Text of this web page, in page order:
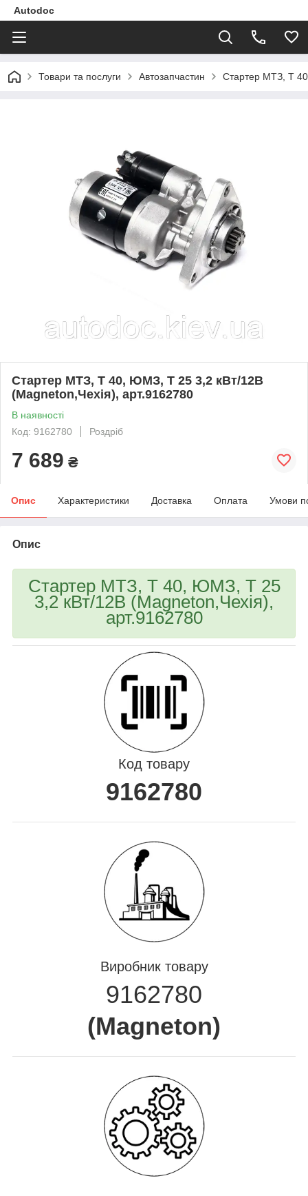
Autodoc
Товари та послуги Автозапчастин Стартер МТЗ, Т
Стартер МТЗ, Т 40, ЮМЗ, Т 25 3,2 кВт/12В
(Magneton,Чехія), арт.9162780
В наявності
Код: 9162780
Роздріб
7 689 ₴
Опис Характеристики Доставка Оплата Умови
Опис
Стартер МТЗ, Т 40, ЮМЗ, Т 25
3,2 кВт/12В (Magneton,Чехія),
арт.9162780
Код товару
9162780
Виробник товару
9162780
(Magneton)